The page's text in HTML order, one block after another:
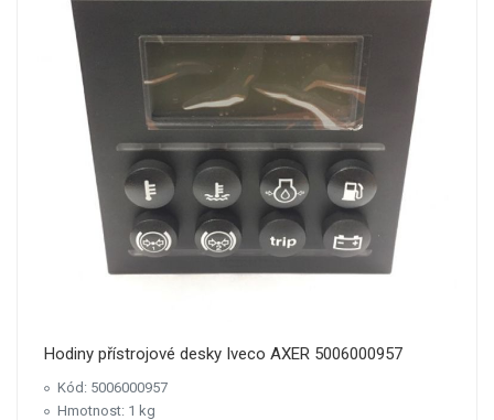
Hodiny přístrojové desky Iveco AXER 5006000957
Kód: 5006000957
Hmotnost: 1 kg